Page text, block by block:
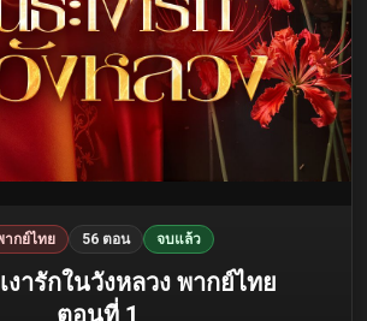
ากย์ไทย 56 ตอน จบแล้ว
งารักในวังหลวง พากย์ไทย